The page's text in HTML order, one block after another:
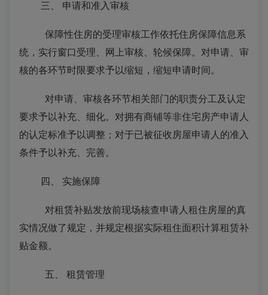
三、 申请和准入审核
保障性住房的受理审核工作依托住房保障信息系
统，实行窗口受理、网上审核、轮候保障。 对申请 、审
核的各环节时限要求予以缩短， 缩短申请时间 。
对申请、审核各环节相关部门的职责分工及认定
要求予以补充 、细化。对拥有商铺等非住宅房产申请人
的认定标准予以调整 ；对于已被征收房屋申请人的准入
条件予以补充、完善。
四、 实施保障
对租赁补贴发放前现场核查申请人租住房屋的真
实情况做了规定， 并规定根据实际租住面积计算租赁补
贴金额。
五、 租赁管理